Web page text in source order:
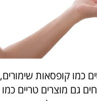
כמו קופסאות שימורים,
גם מוצרים טריים כמו